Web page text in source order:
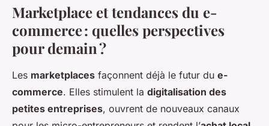
Marketplace et tendances du e-
commerce : quelles perspectives
pour demain ?
Les marketplaces façonnent déjà le futur du e-
commerce. Elles stimulent la digitalisation des
petites entreprises, ouvrent de nouveaux canaux